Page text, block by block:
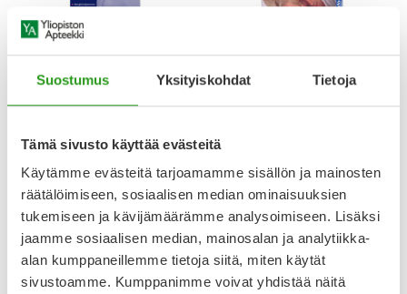
Suostumus Yksityiskohdat Tietoja
Tämä sivusto käyttää evästeitä
Käytämme evästeitä tarjoamamme sisällön ja mainosten
räätälöimiseen, sosiaalisen median ominaisuuksien
tukemiseen ja kävijämäärämme analysoimiseen. Lisäksi
jaamme sosiaalisen median, mainosalan ja analytiikka-
alan kumppaneillemme tietoja siitä, miten käytät
sivustoamme. Kumppanimme voivat yhdistää näitä
Tarjoushinta
11,12 € Normaalihinta
13,90 € 37,50 €
Miten kuorsauksen saa